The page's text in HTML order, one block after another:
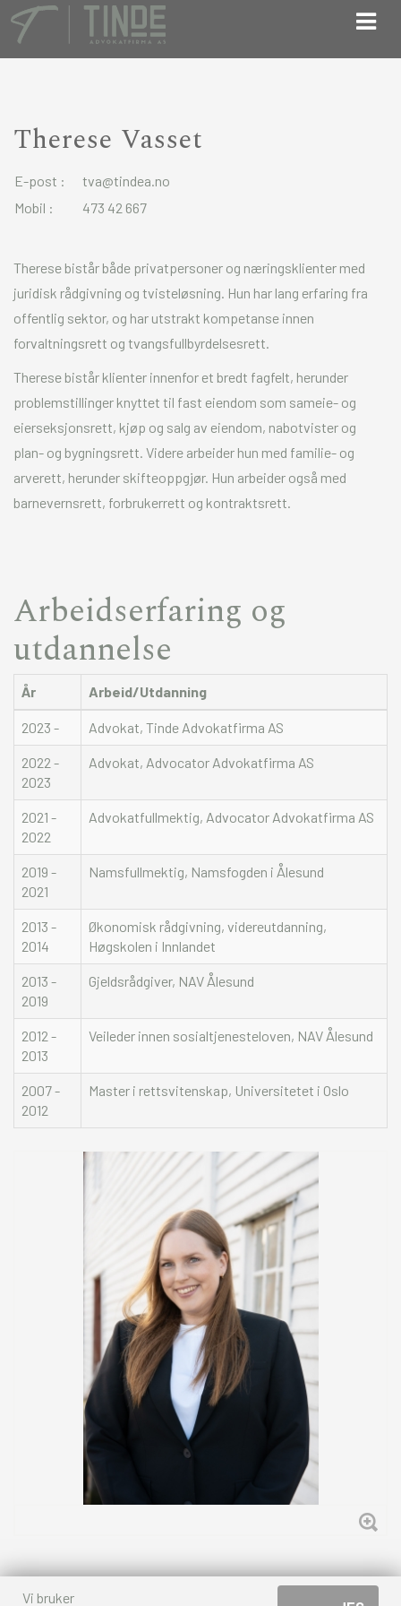
Therese Vasset
E-post :
tva@tindea.no
Mobil :
473 42 667
Therese bistår både privatpersoner og næringsklienter med
juridisk rådgivning og tvisteløsning. Hun har lang erfaring fra
offentlig sektor, og har utstrakt kompetanse innen
forvaltningsrett og tvangsfullbyrdelsesrett.
Therese bistår klienter innenfor et bredt fagfelt, herunder
problemstillinger knyttet til fast eiendom som sameie- og
eierseksjonsrett, kjøp og salg av eiendom, nabotvister og
plan- og bygningsrett. Videre arbeider hun med familie- og
arverett, herunder skifteoppgjør. Hun arbeider også med
barnevernsrett, forbrukerrett og kontraktsrett.
Arbeidserfaring og
utdannelse
År Arbeid/Utdanning
2023 - Advokat, Tinde Advokatfirma AS
2022 -
2023
Advokat, Advocator Advokatfirma AS
2021 -
2022
Advokatfullmektig, Advocator Advokatfirma AS
2019 -
2021
Namsfullmektig, Namsfogden i Ålesund
2013 -
2014
Økonomisk rådgivning, videreutdanning,
Høgskolen i Innlandet
2013 -
2019
Gjeldsrådgiver, NAV Ålesund
2012 -
2013
Veileder innen sosialtjenesteloven, NAV Ålesund
2007 -
2012
Master i rettsvitenskap, Universitetet i Oslo
Vi bruker